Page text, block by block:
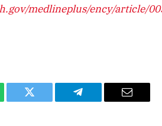
medlineplus/ency/article/
Twitter Telegram Email